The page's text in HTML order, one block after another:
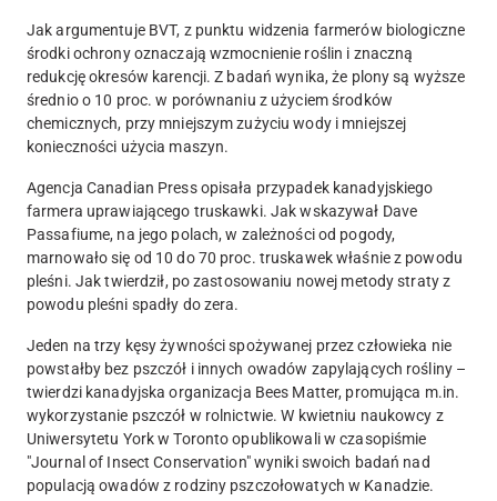
Jak argumentuje BVT, z punktu widzenia farmerów biologiczne
środki ochrony oznaczają wzmocnienie roślin i znaczną
redukcję okresów karencji. Z badań wynika, że plony są wyższe
średnio o 10 proc. w porównaniu z użyciem środków
chemicznych, przy mniejszym zużyciu wody i mniejszej
konieczności użycia maszyn.
Agencja Canadian Press opisała przypadek kanadyjskiego
farmera uprawiającego truskawki. Jak wskazywał Dave
Passafiume, na jego polach, w zależności od pogody,
marnowało się od 10 do 70 proc. truskawek właśnie z powodu
pleśni. Jak twierdził, po zastosowaniu nowej metody straty z
powodu pleśni spadły do zera.
Jeden na trzy kęsy żywności spożywanej przez człowieka nie
powstałby bez pszczół i innych owadów zapylających rośliny –
twierdzi kanadyjska organizacja Bees Matter, promująca m.in.
wykorzystanie pszczół w rolnictwie. W kwietniu naukowcy z
Uniwersytetu York w Toronto opublikowali w czasopiśmie
"Journal of Insect Conservation" wyniki swoich badań nad
populacją owadów z rodziny pszczołowatych w Kanadzie.